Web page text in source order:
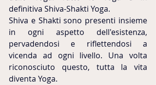
definitiva Shiva-Shakti Yoga.
Shiva e Shakti sono presenti insieme
in ogni aspetto dell'esistenza,
pervadendosi e riflettendosi a
vicenda ad ogni livello. Una volta
riconosciuto questo, tutta la vita
diventa Yoga.